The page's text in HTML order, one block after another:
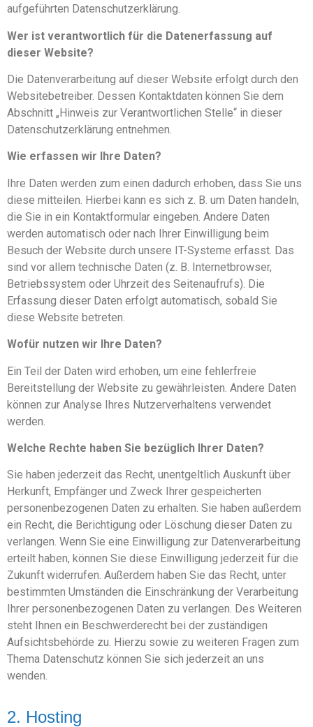
aufgeführten Datenschutzerklärung.
Wer ist verantwortlich für die Datenerfassung auf
dieser Website?
Die Datenverarbeitung auf dieser Website erfolgt durch den
Websitebetreiber. Dessen Kontaktdaten können Sie dem
Abschnitt „Hinweis zur Verantwortlichen Stelle“ in dieser
Datenschutzerklärung entnehmen.
Wie erfassen wir Ihre Daten?
Ihre Daten werden zum einen dadurch erhoben, dass Sie uns
diese mitteilen. Hierbei kann es sich z. B. um Daten handeln,
die Sie in ein Kontaktformular eingeben. Andere Daten
werden automatisch oder nach Ihrer Einwilligung beim
Besuch der Website durch unsere IT-Systeme erfasst. Das
sind vor allem technische Daten (z. B. Internetbrowser,
Betriebssystem oder Uhrzeit des Seitenaufrufs). Die
Erfassung dieser Daten erfolgt automatisch, sobald Sie
diese Website betreten.
Wofür nutzen wir Ihre Daten?
Ein Teil der Daten wird erhoben, um eine fehlerfreie
Bereitstellung der Website zu gewährleisten. Andere Daten
können zur Analyse Ihres Nutzerverhaltens verwendet
werden.
Welche Rechte haben Sie bezüglich Ihrer Daten?
Sie haben jederzeit das Recht, unentgeltlich Auskunft über
Herkunft, Empfänger und Zweck Ihrer gespeicherten
personenbezogenen Daten zu erhalten. Sie haben außerdem
ein Recht, die Berichtigung oder Löschung dieser Daten zu
verlangen. Wenn Sie eine Einwilligung zur Datenverarbeitung
erteilt haben, können Sie diese Einwilligung jederzeit für die
Zukunft widerrufen. Außerdem haben Sie das Recht, unter
bestimmten Umständen die Einschränkung der Verarbeitung
Ihrer personenbezogenen Daten zu verlangen. Des Weiteren
steht Ihnen ein Beschwerderecht bei der zuständigen
Aufsichtsbehörde zu. Hierzu sowie zu weiteren Fragen zum
Thema Datenschutz können Sie sich jederzeit an uns
wenden.
2. Hosting